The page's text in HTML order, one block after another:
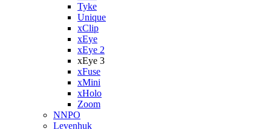
Tyke
Unique
xClip
xEye
xEye 2
xEye 3
xFuse
xMini
xHolo
Zoom
NNPO
Levenhuk